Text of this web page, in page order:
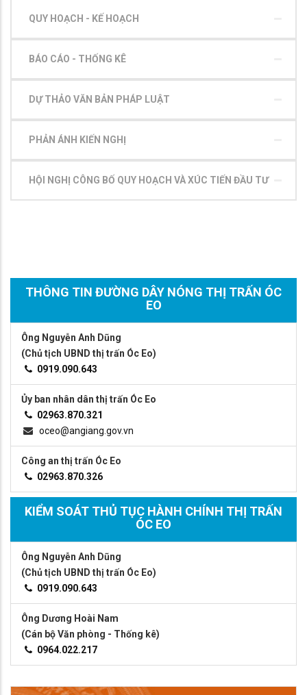
QUY HOẠCH - KẾ HOẠCH
BÁO CÁO - THỐNG KÊ
DỰ THẢO VĂN BẢN PHÁP LUẬT
PHẢN ÁNH KIẾN NGHỊ
HỘI NGHỊ CÔNG BỐ QUY HOẠCH VÀ XÚC TIẾN ĐẦU TƯ
THÔNG TIN ĐƯỜNG DÂY NÓNG THỊ TRẤN ÓC
EO
Ông Nguyễn Anh Dũng
(Chủ tịch UBND thị trấn Óc Eo)
0919.090.643
Ủy ban nhân dân thị trấn Óc Eo
02963.870.321
oceo@angiang.gov.vn
Công an thị trấn Óc Eo
02963.870.326
KIỂM SOÁT THỦ TỤC HÀNH CHÍNH THỊ TRẤN
ÓC EO
Ông Nguyễn Anh Dũng
(Chủ tịch UBND thị trấn Óc Eo)
0919.090.643
Ông Dương Hoài Nam
(Cán bộ Văn phòng - Thống kê)
0964.022.217